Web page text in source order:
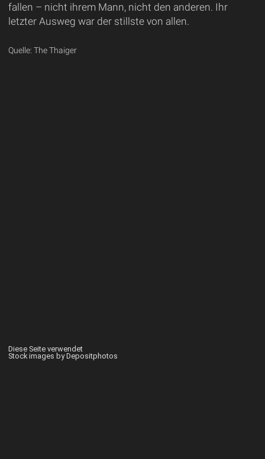
fallen – nicht ihrem Mann, nicht den anderen. Ihr
letzter Ausweg war der stillste von allen.
Quelle: The Thaiger
Diese Seite verwendet
Stock images by Depositphotos